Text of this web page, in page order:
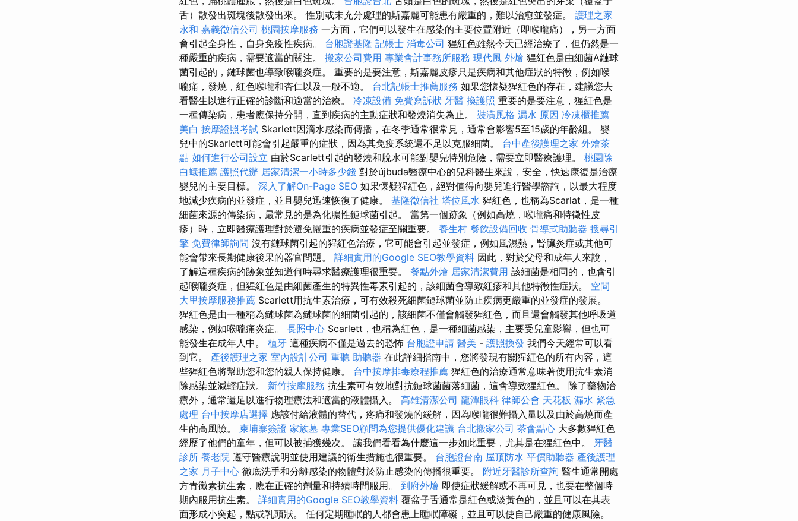
舌）散發出斑塊後散發出來。 性別或未充分處理的斯嘉麗可能患有嚴重的，難以治愈並發症。 護理之家
永和 嘉義徵信公司 桃園按摩服務 一方面，它們可以發生在感染的主要位置附近（即喉嚨痛），另一方面
會引起全身性，自身免疫性疾病。 台胞證基隆 記帳士 消毒公司 猩紅色雖然今天已經治療了，但仍然是一
種嚴重的疾病，需要適當的關注。 搬家公司費用 專業會計事務所服務 現代風 外燴 猩紅色是由細菌A鏈球
菌引起的，鏈球菌也導致喉嚨炎症。 重要的是要注意，斯嘉麗皮疹只是疾病和其他症狀的特徵，例如喉
嚨痛，發燒，紅色喉嚨和杏仁以及一般不適。 台北記帳士推薦服務 如果您懷疑猩紅色的存在，建議您去
看醫生以進行正確的診斷和適當的治療。 冷凍設備 免費寫訴狀 牙醫 換護照 重要的是要注意，猩紅色是
一種傳染病，患者應保持分開，直到疾病的主動症狀和發燒消失為止。 裝潢風格 漏水 原因 冷凍櫃推薦
美白 按摩證照考試 Skarlett因滴水感染而傳播，在冬季通常很常見，通常會影響5至15歲的年齡組。 嬰
兒中的Skarlett可能會引起嚴重的症狀，因為其免疫系統還不足以克服細菌。 台中產後護理之家 外燴茶
點 如何進行公司設立 由於Scarlett引起的發燒和脫水可能對嬰兒特別危險，需要立即醫療護理。 桃園除
白蟻推薦 護照代辦 居家清潔一小時多少錢 對於újbuda醫療中心的兒科醫生來說，安全，快速康復是治療
嬰兒的主要目標。 深入了解On-Page SEO 如果懷疑猩紅色，絕對值得向嬰兒進行醫學諮詢，以最大程度
地減少疾病的並發症，並且嬰兒迅速恢復了健康。 基隆徵信社 塔位風水 猩紅色，也稱為Scarlat，是一種
細菌來源的傳染病，最常見的是為化膿性鏈球菌引起。 當第一個跡象（例如高燒，喉嚨痛和特徵性皮
疹）時，立即醫療護理對於避免嚴重的疾病並發症至關重要。 養生村 餐飲設備回收 骨導式助聽器 搜尋引
擎 免費律師詢問 沒有鏈球菌引起的猩紅色治療，它可能會引起並發症，例如風濕熱，腎臟炎症或其他可
能會帶來長期健康後果的器官問題。 詳細實用的Google SEO教學資料 因此，對於父母和成年人來說，
了解這種疾病的跡象並知道何時尋求醫療護理很重要。 餐點外燴 居家清潔費用 該細菌是相同的，也會引
起喉嚨炎症，但猩紅色是由細菌產生的特異性毒素引起的，該細菌會導致紅疹和其他特徵性症狀。 空間
大里按摩服務推薦 Scarlett用抗生素治療，可有效殺死細菌鏈球菌並防止疾病更嚴重的並發症的發展。
猩紅色是由一種稱為鏈球菌為鏈球菌的細菌引起的，該細菌不僅會觸發猩紅色，而且還會觸發其他呼吸道
感染，例如喉嚨痛炎症。 長照中心 Scarlett，也稱為紅色，是一種細菌感染，主要受兒童影響，但也可
能發生在成年人中。 植牙 這種疾病不僅是過去的恐怖 台胞證申請 醫美 - 護照換發 我們今天經常可以看
到它。 產後護理之家 室內設計公司 重聽 助聽器 在此詳細指南中，您將發現有關猩紅色的所有內容，這
些猩紅色將幫助您和您的親人保持健康。 台中按摩排毒療程推薦 猩紅色的治療通常意味著使用抗生素消
除感染並減輕症狀。 新竹按摩服務 抗生素可有效地對抗鏈球菌菌落細菌，這會導致猩紅色。 除了藥物治
療外，通常還足以進行物理療法和適當的液體攝入。 高雄清潔公司 龍潭眼科 律師公會 天花板 漏水 緊急
處理 台中按摩店選擇 應該付給液體的替代，疼痛和發燒的緩解，因為喉嚨很難攝入量以及由於高燒而產
生的高風險。 柬埔寨簽證 家族墓 專業SEO顧問為您提供優化建議 台北搬家公司 茶會點心 大多數猩紅色
經歷了他們的童年，但可以被捕獲幾次。 讓我們看看為什麼這一步如此重要，尤其是在猩紅色中。 牙醫
診所 養老院 遵守醫療說明並使用建議的衛生措施也很重要。 台胞證台南 屋頂防水 平價助聽器 產後護理
之家 月子中心 徹底洗手和分離感染的物體對於防止感染的傳播很重要。 附近牙醫診所查詢 醫生通常開處
方青黴素抗生素，應在正確的劑量和持續時間服用。 到府外燴 即使症狀緩解或不再可見，也要在整個時
期內服用抗生素。 詳細實用的Google SEO教學資料 覆盆子舌通常是紅色或淡黃色的，並且可以在其表
面形成小突起，點或乳頭狀。 任何定期睡眠的人都會患上睡眠障礙，並且可以使自己嚴重的健康風險。